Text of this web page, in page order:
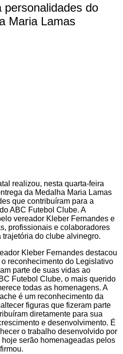
personalidades do
Maria Lamas
realizou, nesta quarta-feira
da Medalha Maria Lamas
que contribuíram para a
ABC Futebol Clube. A
vereador Kleber Fernandes e
profissionais e colaboradores
do clube alvinegro.
Kleber Fernandes destacou
reconhecimento do Legislativo
parte de suas vidas ao
Futebol Clube, o mais querido
todas as homenagens. A
é um reconhecimento da
figuras que fizeram parte
diretamente para sua
e desenvolvimento. É
o trabalho desenvolvido por
serão homenageadas pelos